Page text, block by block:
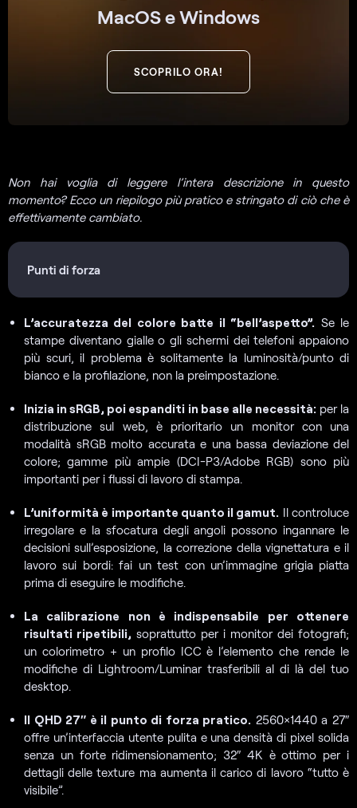
MacOS e Windows
SCOPRILO ORA!
Non hai voglia di leggere l’intera descrizione in questo
momento? Ecco un riepilogo più pratico e stringato di ciò che è
effettivamente cambiato.
Punti di forza
L’accuratezza del colore batte il “bell’aspetto”. Se le
stampe diventano gialle o gli schermi dei telefoni appaiono
più scuri, il problema è solitamente la luminosità/punto di
bianco e la profilazione, non la preimpostazione.
Inizia in sRGB, poi espanditi in base alle necessità:per la
distribuzione sul web, è prioritario un monitor con una
modalità sRGB molto accurata e una bassa deviazione del
colore; gamme più ampie (DCI-P3/Adobe RGB) sono più
importanti per i flussi di lavoro di stampa.
L’uniformità è importante quanto il gamut. Il controluce
irregolare e la sfocatura degli angoli possono ingannare le
decisioni sull’esposizione, la correzione della vignettatura e il
lavoro sui bordi: fai un test con un’immagine grigia piatta
prima di eseguire le modifiche.
La calibrazione non è indispensabile per ottenere
risultati ripetibili, soprattutto per i monitor dei fotografi;
un colorimetro + un profilo ICC è l’elemento che rende le
modifiche di Lightroom/Luminar trasferibili al di là del tuo
desktop.
Il QHD 27″ è il punto di forza pratico. 2560×1440 a 27″
offre un’interfaccia utente pulita e una densità di pixel solida
senza un forte ridimensionamento; 32″ 4K è ottimo per i
dettagli delle texture ma aumenta il carico di lavoro “tutto è
visibile”.